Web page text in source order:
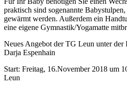
praktisch sind sogenannte
gewärmt werden. Außerdem ein
eine eigene Gymnastik/Yogamatte
Neues Angebot der TG Leun unter
Darja Espenhain
Start: Freitag, 16.November 2018 um
Leun